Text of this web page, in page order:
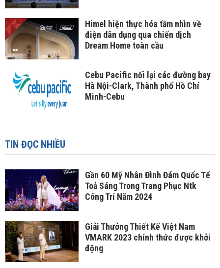
Himel hiện thực hóa tầm nhìn về
điện dân dụng qua chiến dịch
Dream Home toàn cầu
Cebu Pacific nối lại các đường bay
Hà Nội-Clark, Thành phố Hồ Chí
Minh-Cebu
TIN ĐỌC NHIỀU
Gần 60 Mỹ Nhân Đình Đám Quốc Tế
Toả Sáng Trong Trang Phục Ntk
Công Trí Năm 2024
Giải Thưởng Thiết Kế Việt Nam
VMARK 2023 chính thức được khởi
động